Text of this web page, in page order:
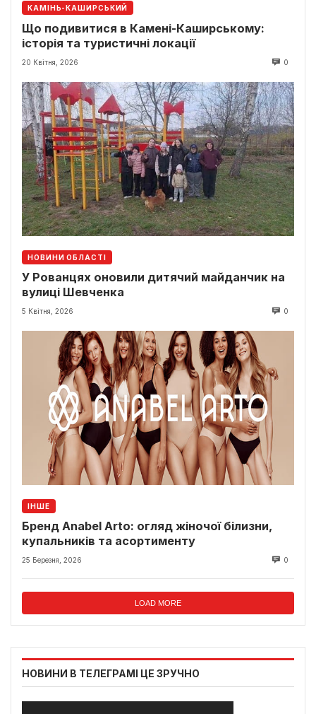
КАМІНЬ-КАШИРСЬКИЙ
Що подивитися в Камені-Каширському:
історія та туристичні локації
20 Квітня, 2026 0
НОВИНИ ОБЛАСТІ
У Рованцях оновили дитячий майданчик на
вулиці Шевченка
5 Квітня, 2026 0
ІНШЕ
Бренд Anabel Arto: огляд жіночої білизни,
купальників та асортименту
25 Березня, 2026 0
LOAD MORE
НОВИНИ В ТЕЛЕГРАМІ ЦЕ ЗРУЧНО